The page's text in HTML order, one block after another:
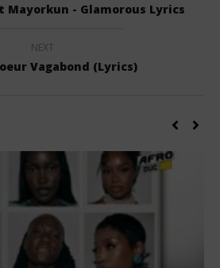
Mayorkun - Glamorous Lyrics
NEXT
Vagabond (Lyrics)